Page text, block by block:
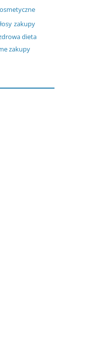
zakupy
dieta
zakupy